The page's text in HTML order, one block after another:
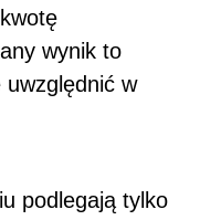
wynik to
w
podlegają tylko